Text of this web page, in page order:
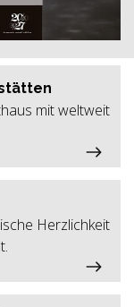
mit weltweit
Herzlichkeit